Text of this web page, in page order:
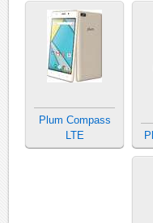
Plum Compass
LTE